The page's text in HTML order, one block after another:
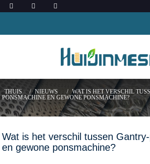
THUIS NIEUWS
WAT IS HET VERSCHIL
PONSMACHINE EN GEWONE PONSMACHINE?
Wat is het verschil tussen
en gewone ponsmachine?